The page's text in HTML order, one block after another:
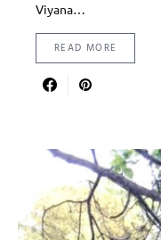
Viyana…
READ MORE